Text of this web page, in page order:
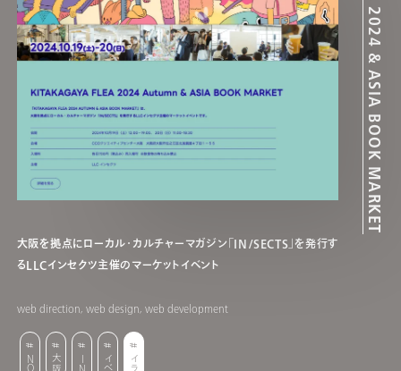
大阪を拠点にローカル・カルチャーマガジン「IN/SECTS」を発行す
るLLCインセクツ主催のマーケットイベント
web direction, web design, web development
大阪